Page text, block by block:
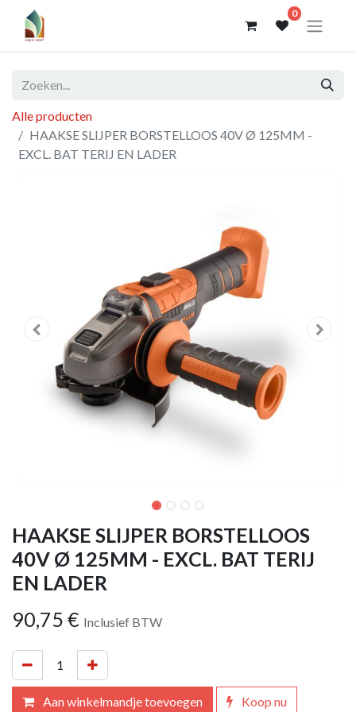
0
Alle producten
HAAKSE SLIJPER BORSTELLOOS 40V Ø 125MM -
EXCL. BAT TERIJ EN LADER
HAAKSE SLIJPER BORSTELLOOS
40V Ø 125MM - EXCL. BAT TERIJ
EN LADER
90,75 € Inclusief BTW
Aan winkelmandje toevoegen Koop nu